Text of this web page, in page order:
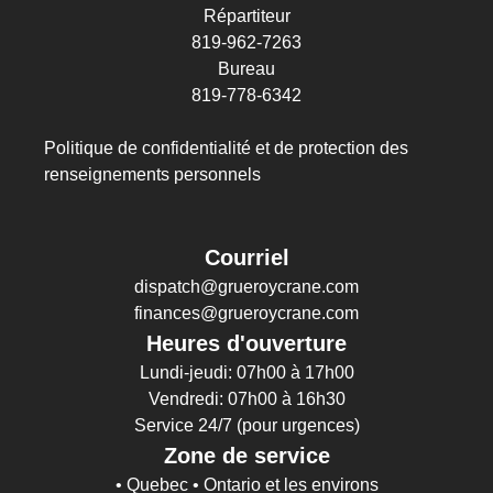
Répartiteur
819-962-7263
Bureau
819-778-6342
Politique de confidentialité et de protection des
renseignements personnels
Courriel
dispatch@grueroycrane.com
finances@grueroycrane.com
Heures d'ouverture
Lundi-jeudi: 07h00 à 17h00
Vendredi: 07h00 à 16h30
Service 24/7 (pour urgences)
Zone de service
• Quebec • Ontario et les environs